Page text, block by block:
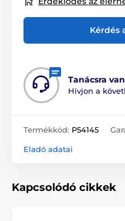
Kérdés
Tanácsra
Hívjon a
Termékkód: P54145
Eladó adatai
Kapcsolódó cikkek